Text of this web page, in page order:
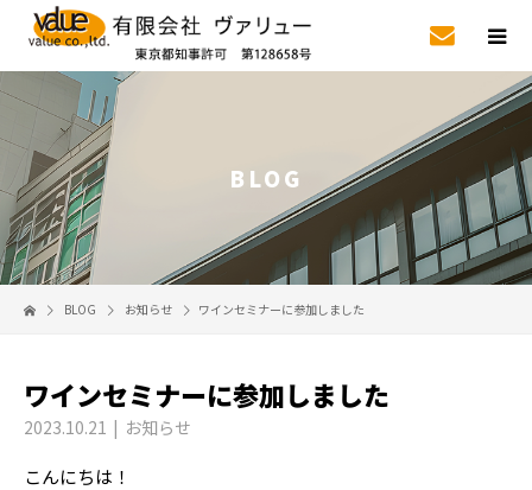
BLOG
BLOG お知らせ ワインセミナーに参加しました
ワインセミナーに参加しました
2023.10.21 お知らせ
こんにちは！